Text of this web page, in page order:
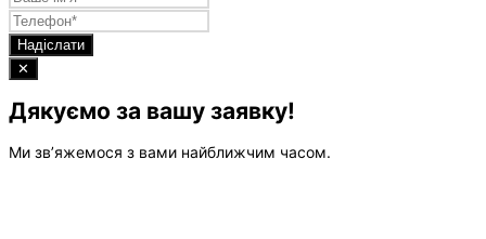
Надіслати
✕
Дякуємо за вашу заявку!
Ми зв’яжемося з вами найближчим часом.